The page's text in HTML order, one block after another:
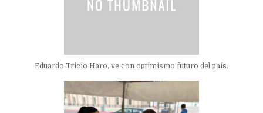
Eduardo Tricio Haro, ve con optimismo futuro del país.